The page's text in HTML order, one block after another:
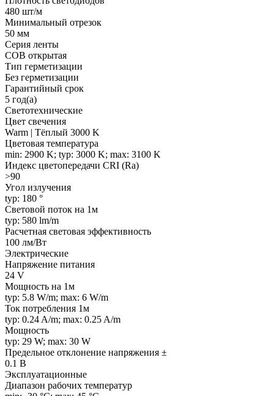
480 шт/м
Минимальный отрезок
50 мм
Серия ленты
COB открытая
Тип герметизации
Без герметизации
Гарантийный срок
5 год(а)
Светотехнические
Цвет свечения
Warm | Тёплый 3000 K
Цветовая температура
min: 2900 K; typ: 3000 K; max: 3100 K
Индекс цветопередачи CRI (Ra)
>90
Угол излучения
typ: 180 °
Световой поток на 1м
typ: 580 lm/m
Расчетная световая эффективность
100 лм/Вт
Электрические
Напряжение питания
24 V
Мощность на 1м
typ: 5.8 W/m; max: 6 W/m
Ток потребления 1м
typ: 0.24 A/m; max: 0.25 A/m
Мощность
typ: 29 W; max: 30 W
Предельное отклонение напряжения ±
0.1 В
Эксплуатационные
Диапазон рабочих температур